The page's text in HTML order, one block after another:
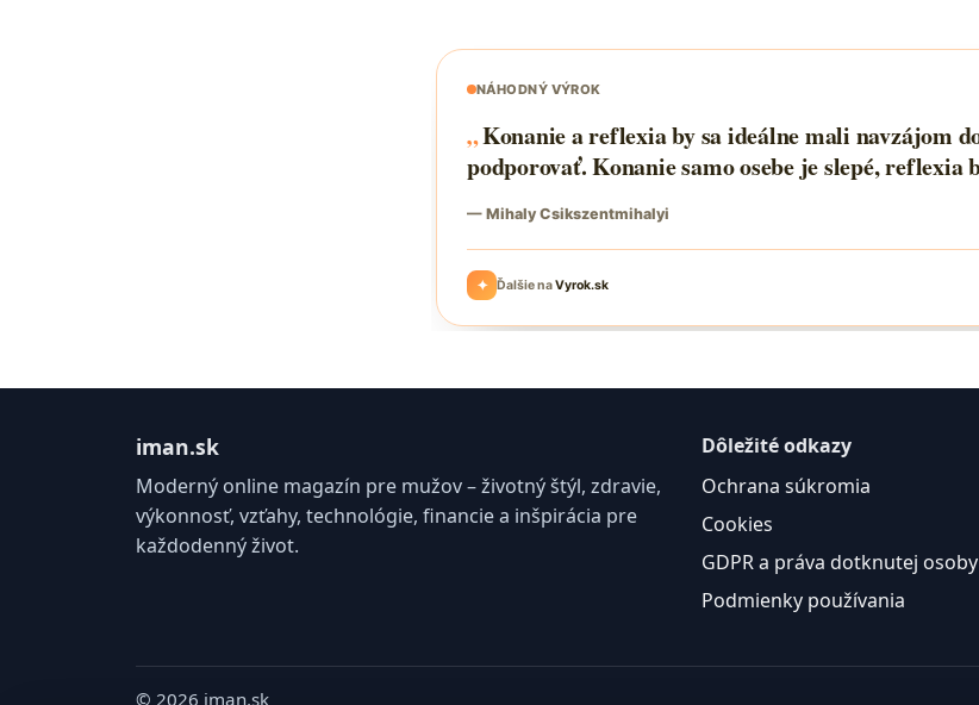
iman.sk
Moderný online magazín pre mužov – životný štýl, zdravie,
výkonnosť, vzťahy, technológie, financie a inšpirácia pre
každodenný život.
Dôležité odkazy
Ochrana súkromia
Cookies
GDPR a práva dotknutej osoby
Podmienky používania
© 2026 iman.sk